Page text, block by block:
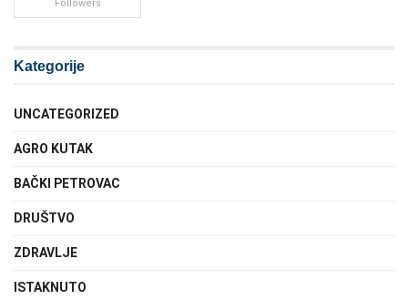
Followers
Kategorije
UNCATEGORIZED
AGRO KUTAK
BAČKI PETROVAC
DRUŠTVO
ZDRAVLJE
ISTAKNUTO